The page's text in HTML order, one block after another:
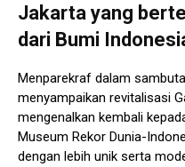
Jakarta yang
dari Bumi
Menparekraf dalam
menyampaikan revitalisasi
mengenalkan kembali
Museum Rekor Dunia-
dengan lebih unik serta